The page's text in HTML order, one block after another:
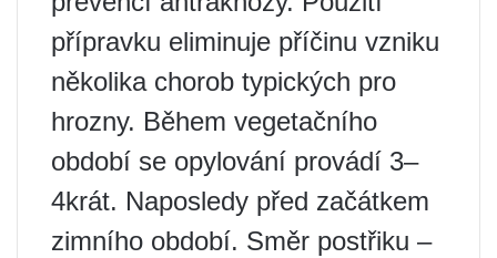
přípravku eliminuje příčinu vzniku
několika chorob typických pro
hrozny. Během vegetačního
období se opylování provádí 3–
4krát. Naposledy před začátkem
zimního období. Směr postřiku –